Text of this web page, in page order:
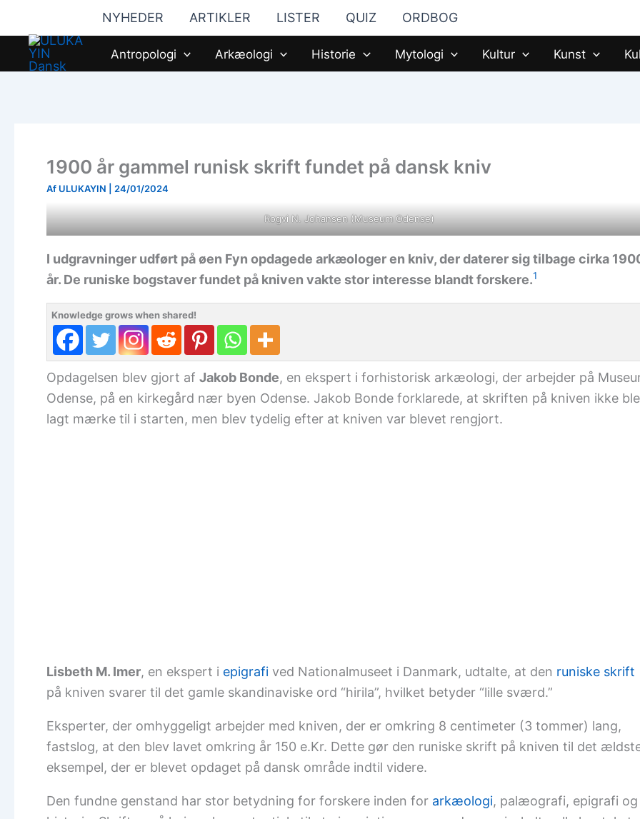
indholdet
NYHEDER ARTIKLER LISTER QUIZ ORDBOG
Antropologi Arkæologi Historie Mytologi Kultur Kunst
1900 år gammel runisk skrift fundet på dansk kniv
Af ULUKAYIN 24/01/2024
Rogvi N. Johansen (Museum Odense)
I udgravninger udført på øen Fyn opdagede arkæologer en kniv, der daterer sig tilbage cirka
år. De runiske bogstaver fundet på kniven vakte stor interesse blandt forskere.1
Knowledge grows when shared!
Opdagelsen blev gjort af Jakob Bonde, en ekspert i forhistorisk arkæologi, der arbejder på
Odense, på en kirkegård nær byen Odense. Jakob Bonde forklarede, at skriften på kniven ikke
lagt mærke til i starten, men blev tydelig efter at kniven var blevet rengjort.
Lisbeth M. Imer, en ekspert i epigrafi ved Nationalmuseet i Danmark, udtalte, at den runiske skrift
på kniven svarer til det gamle skandinaviske ord “hirila”, hvilket betyder “lille sværd.”
Eksperter, der omhyggeligt arbejder med kniven, der er omkring 8 centimeter (3 tommer) lang,
fastslog, at den blev lavet omkring år 150 e.Kr. Dette gør den runiske skrift på kniven til det
eksempel, der er blevet opdaget på dansk område indtil videre.
Den fundne genstand har stor betydning for forskere inden for arkæologi, palæografi, epigrafi og